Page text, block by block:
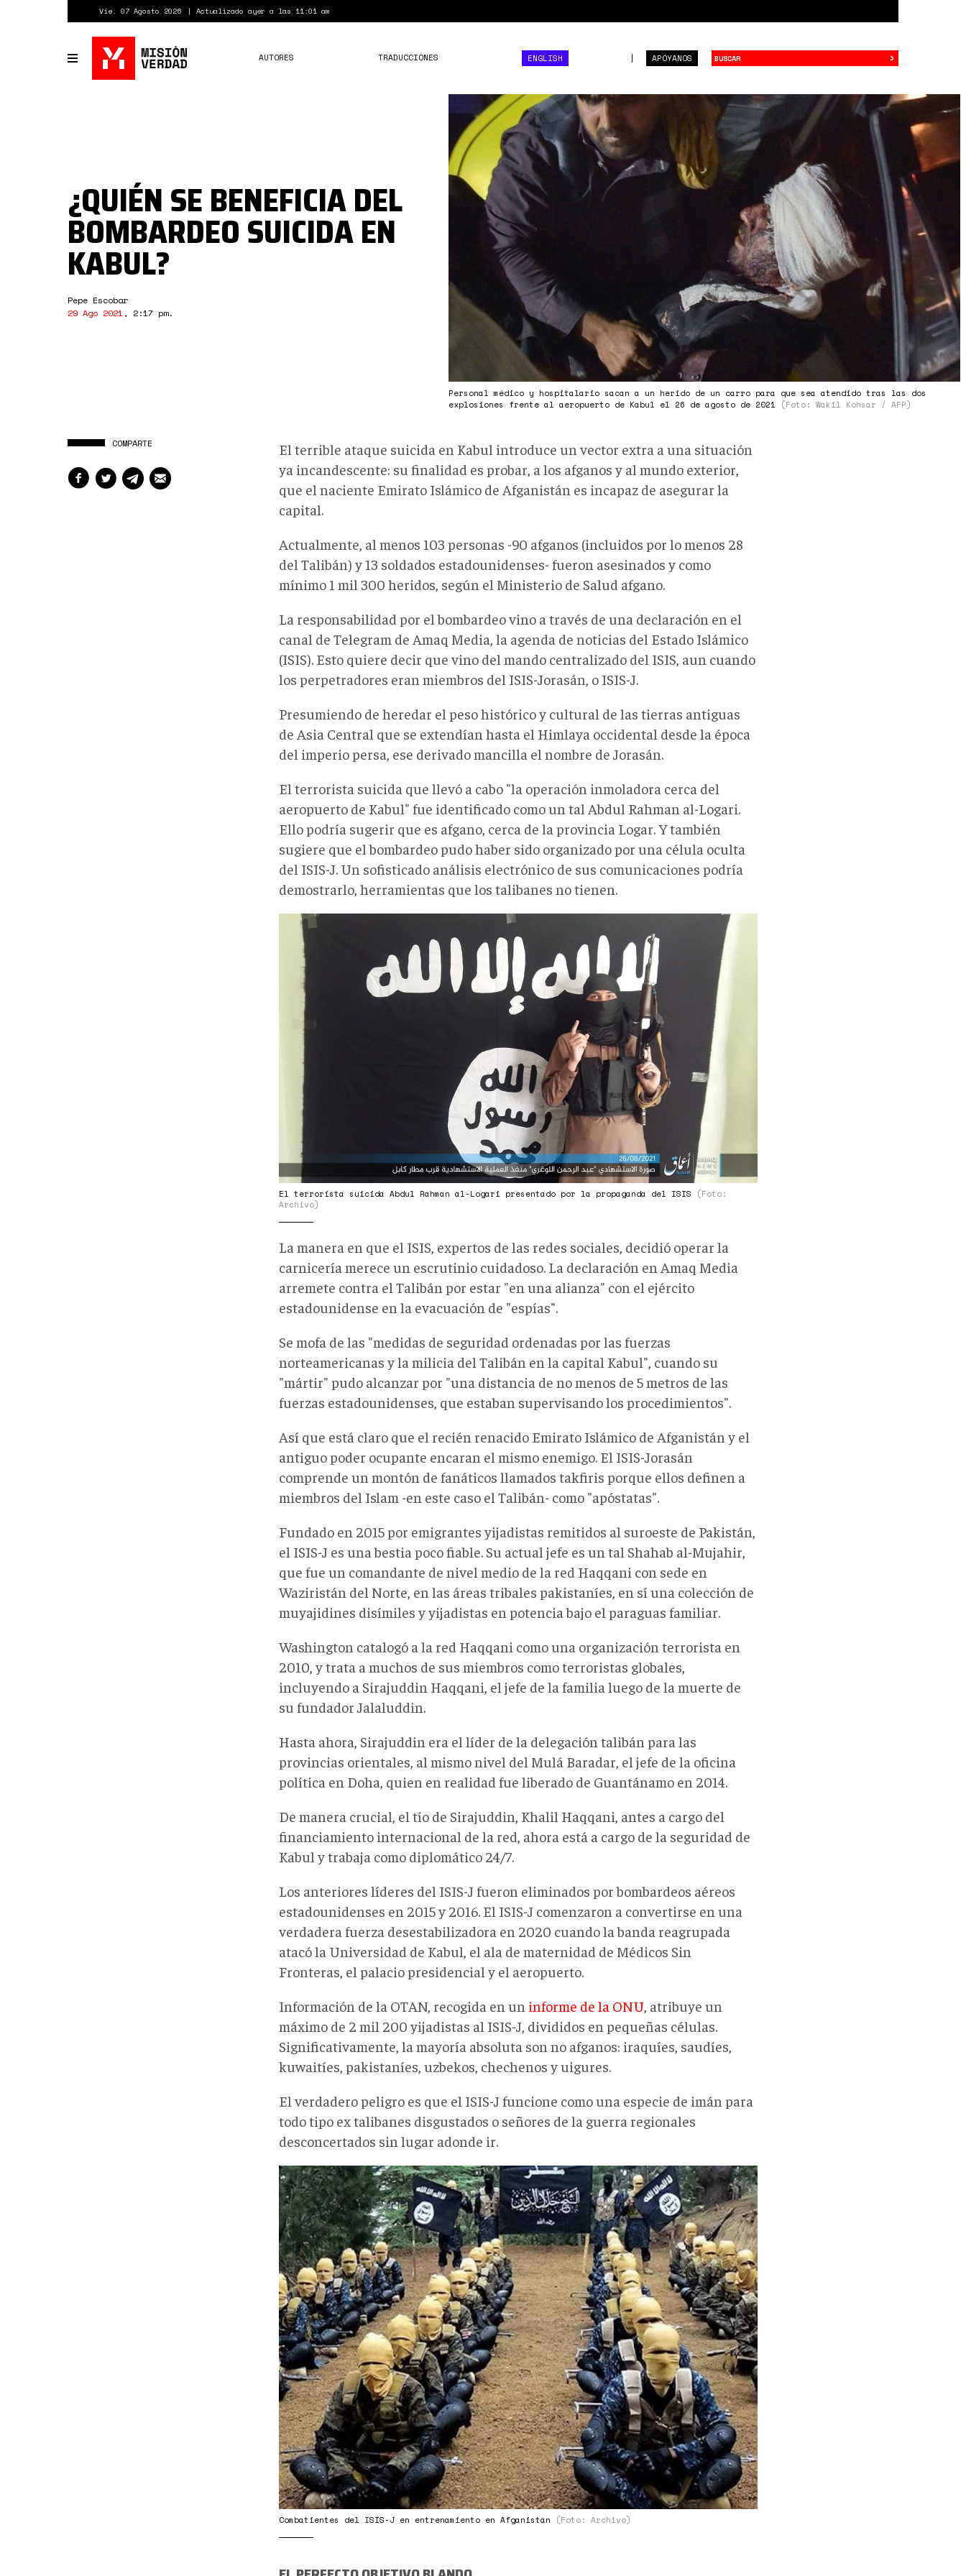
Vie. 07 Agosto 2026 Actualizado ayer a las 11:01 am
Toggle
navigation
APÓYANOS
AUTORES TRADUCCIONES ENGLISH ›
Afghanistan-
Kabul-
Airport-
Bombing-
August-
2021.jpg
Personal médico y hospitalario sacan a un herido de un carro para que sea atendido tras las dos
explosiones frente al aeropuerto de Kabul el 26 de agosto de 2021 (Foto: Wakil Kohsar / AFP)
¿QUIÉN SE BENEFICIA DEL
BOMBARDEO SUICIDA EN
KABUL?
Pepe Escobar
29 Ago 2021, 2:17 pm.
COMPARTE
El terrible ataque suicida en Kabul introduce un vector extra a una situación
ya incandescente: su finalidad es probar, a los afganos y al mundo exterior,
que el naciente Emirato Islámico de Afganistán es incapaz de asegurar la
capital.
Actualmente, al menos 103 personas -90 afganos (incluidos por lo menos 28
del Talibán) y 13 soldados estadounidenses- fueron asesinados y como
mínimo 1 mil 300 heridos, según el Ministerio de Salud afgano.
La responsabilidad por el bombardeo vino a través de una declaración en el
canal de Telegram de Amaq Media, la agenda de noticias del Estado Islámico
(ISIS). Esto quiere decir que vino del mando centralizado del ISIS, aun cuando
los perpetradores eran miembros del ISIS-Jorasán, o ISIS-J.
Presumiendo de heredar el peso histórico y cultural de las tierras antiguas
de Asia Central que se extendían hasta el Himlaya occidental desde la época
del imperio persa, ese derivado mancilla el nombre de Jorasán.
El terrorista suicida que llevó a cabo "la operación inmoladora cerca del
aeropuerto de Kabul" fue identificado como un tal Abdul Rahman al-Logari.
Ello podría sugerir que es afgano, cerca de la provincia Logar. Y también
sugiere que el bombardeo pudo haber sido organizado por una célula oculta
del ISIS-J. Un sofisticado análisis electrónico de sus comunicaciones podría
demostrarlo, herramientas que los talibanes no tienen.
E9vYXcGXoAApnv4.jpeg
El terrorista suicida Abdul Rahman al-Logari presentado por la propaganda del ISIS
(Foto:
Archivo)
La manera en que el ISIS, expertos de las redes sociales, decidió operar la
carnicería merece un escrutinio cuidadoso. La declaración en Amaq Media
arremete contra el Talibán por estar "en una alianza" con el ejército
estadounidense en la evacuación de "espías".
Se mofa de las "medidas de seguridad ordenadas por las fuerzas
norteamericanas y la milicia del Talibán en la capital Kabul", cuando su
"mártir" pudo alcanzar por "una distancia de no menos de 5 metros de las
fuerzas estadounidenses, que estaban supervisando los procedimientos".
Así que está claro que el recién renacido Emirato Islámico de Afganistán y el
antiguo poder ocupante encaran el mismo enemigo. El ISIS-Jorasán
comprende un montón de fanáticos llamados takfiris porque ellos definen a
miembros del Islam -en este caso el Talibán- como "apóstatas".
Fundado en 2015 por emigrantes yijadistas remitidos al suroeste de Pakistán,
el ISIS-J es una bestia poco fiable. Su actual jefe es un tal Shahab al-Mujahir,
que fue un comandante de nivel medio de la red Haqqani con sede en
Waziristán del Norte, en las áreas tribales pakistaníes, en sí una colección de
muyajidines disímiles y yijadistas en potencia bajo el paraguas familiar.
Washington catalogó a la red Haqqani como una organización terrorista en
2010, y trata a muchos de sus miembros como terroristas globales,
incluyendo a Sirajuddin Haqqani, el jefe de la familia luego de la muerte de
su fundador Jalaluddin.
Hasta ahora, Sirajuddin era el líder de la delegación talibán para las
provincias orientales, al mismo nivel del Mulá Baradar, el jefe de la oficina
política en Doha, quien en realidad fue liberado de Guantánamo en 2014.
De manera crucial, el tío de Sirajuddin, Khalil Haqqani, antes a cargo del
financiamiento internacional de la red, ahora está a cargo de la seguridad de
Kabul y trabaja como diplomático 24/7.
Los anteriores líderes del ISIS-J fueron eliminados por bombardeos aéreos
estadounidenses en 2015 y 2016. El ISIS-J comenzaron a convertirse en una
verdadera fuerza desestabilizadora en 2020 cuando la banda reagrupada
atacó la Universidad de Kabul, el ala de maternidad de Médicos Sin
Fronteras, el palacio presidencial y el aeropuerto.
Información de la OTAN, recogida en un informe de la ONU , atribuye un
máximo de 2 mil 200 yijadistas al ISIS-J, divididos en pequeñas células.
Significativamente, la mayoría absoluta son no afganos: iraquíes, saudíes,
kuwaitíes, pakistaníes, uzbekos, chechenos y uigures.
El verdadero peligro es que el ISIS-J funcione como una especie de imán para
todo tipo ex talibanes disgustados o señores de la guerra regionales
desconcertados sin lugar adonde ir.
Islamic-
State-
Khorasan-
Terrorism-
Afghanistan.jpg
Combatientes del ISIS-J en entrenamiento en Afganistán (Foto: Archivo)